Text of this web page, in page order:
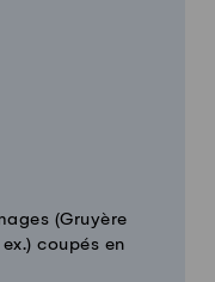
(Gruyère
coupés en